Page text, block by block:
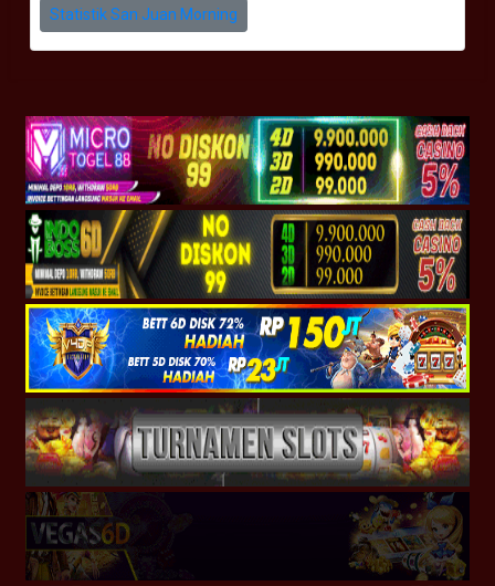
Statistik San Juan Morning